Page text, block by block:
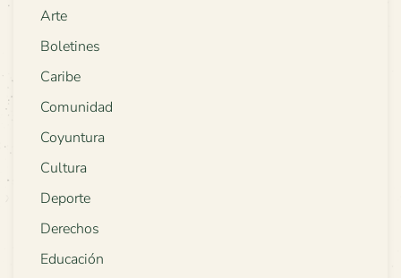
Arte
Boletines
Caribe
Comunidad
Coyuntura
Cultura
Deporte
Derechos
Educación